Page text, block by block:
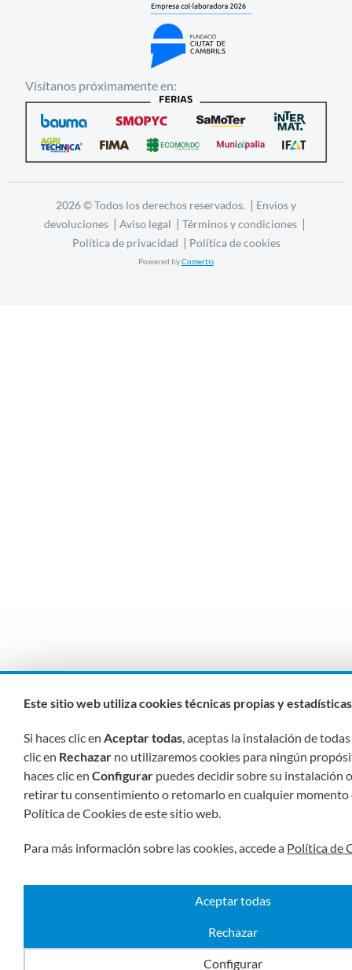
Visítanos próximamente en:
2026 © Todos los derechos reservados. | Envíos y
devoluciones | Aviso legal | Términos y condiciones |
Política de privacidad | Política de cookies
Powered byComertis
Este sitio web utiliza cookies técnicas propias y
Si haces clic en Aceptar todas, aceptas la instalación de todas
clic en Rechazar no utilizaremos cookies para ningún
haces clic en Configurar puedes decidir sobre su instalación
retirar tu consentimiento o retomarlo en cualquier momento
Política de Cookies de este sitio web.
Para más información sobre las cookies, accede a Política de
Aceptar todas
Rechazar
Configurar